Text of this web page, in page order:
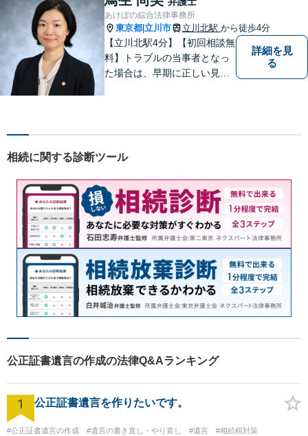
あけぼの綜合法律事務所
東京都 立川市 立川北駅 から徒歩4分
【立川北駅4分】【初回相談無
料】トラブルの当事者となっ
た場合は、早期に正しい見通
要な準備です。お困りの方は
詳細を見
る
相続に関する診断ツール
公正証書遺言の作成の法律Q&Aランキング
1 公正証書遺言を作りたいです。
#公正証書遺言の作成 #遺言の書き直し・やり直し #遺言
#相続税対策